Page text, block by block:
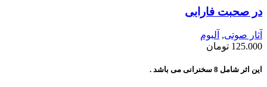
در صحبت فارابی
آثار صوتی, آلبوم
125.000 تومان
این اثر شامل 8 سخنرانی می باشد .